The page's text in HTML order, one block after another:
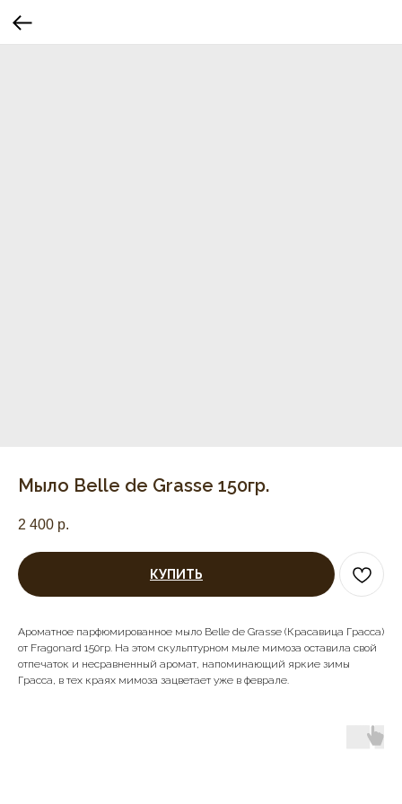
Мыло Belle de Grasse 150гр.
2 400 р.
КУПИТЬ
Ароматное парфюмированное мыло Belle de Grasse (Красавица Грасса)
от Fragonard 150гр. На этом скульптурном мыле мимоза оставила свой
отпечаток и несравненный аромат, напоминающий яркие зимы
Грасса, в тех краях мимоза зацветает уже в феврале.